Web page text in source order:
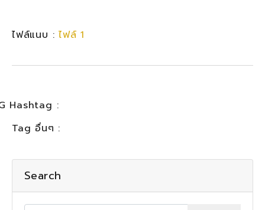
ไฟล์แนบ :ไฟล์ 1
Hashtag :
Tag อื่นๆ :
Search